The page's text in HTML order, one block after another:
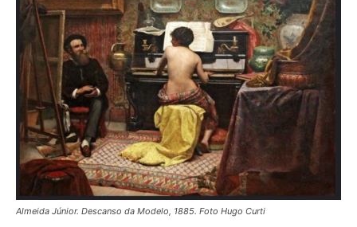
Almeida Júnior. Descanso da Modelo, 1885. Foto Hugo Curti